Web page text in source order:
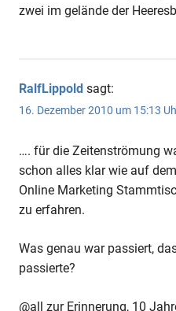
zwei im gelände der
RalfLippold sagt:
16. Dezember 2010 um 15:13
…. für die Zeitenströmung
schon alles klar wie auf
Online Marketing
zu erfahren.
Was genau war passiert,
passierte?
@all zur Erinnerung, 10